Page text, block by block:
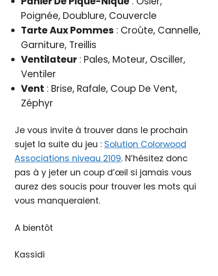
Poignée, Doublure, Couvercle
Tarte Aux Pommes : Croûte, Cannelle,
Garniture, Treillis
Ventilateur: Pales, Moteur, Osciller,
Ventiler
Vent : Brise, Rafale, Coup De Vent,
Zéphyr
Je vous invite à trouver dans le prochain
sujet la suite du jeu : Solution Colorwood
Associations niveau 2109. N’hésitez donc
pas à y jeter un coup d’œil si jamais vous
aurez des soucis pour trouver les mots qui
vous manqueraient.
A bientôt
Kassidi